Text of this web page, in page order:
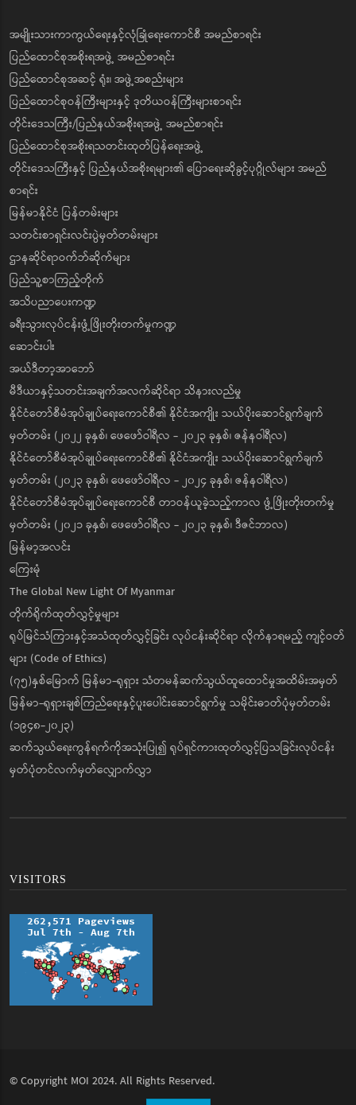
အမျိုးသားကာကွယ်ရေးနှင့်လုံခြုံရေးကောင်စီ အမည်စာရင်း
ပြည်ထောင်စုအစိုးရအဖွဲ့ အမည်စာရင်း
ပြည်ထောင်စုအဆင့် ရုံး၊ အဖွဲ့အစည်းများ
ပြည်ထောင်စုဝန်ကြီးများနှင့် ဒုတိယဝန်ကြီးများစာရင်း
တိုင်းဒေသကြီး/ပြည်နယ်အစိုးရအဖွဲ့ အမည်စာရင်း
ပြည်ထောင်စုအစိုးရသတင်းထုတ်ပြန်ရေးအဖွဲ့
တိုင်းဒေသကြီးနှင့် ပြည်နယ်အစိုးရများ၏ ပြောရေးဆိုခွင့်ပုဂ္ဂိုလ်များ အမည်
စာရင်း
မြန်မာနိုင်ငံ ပြန်တမ်းများ
သတင်းစာရှင်းလင်းပွဲမှတ်တမ်းများ
ဌာနဆိုင်ရာဝက်ဘ်ဆိုက်များ
ပြည်သူ့စာကြည့်တိုက်
အသိပညာပေးကဏ္ဍ
ခရီးသွားလုပ်ငန်းဖွံ့ဖြိုးတိုးတက်မှုကဏ္ဍ
ဆောင်းပါး
အယ်ဒီတာ့အာဘော်
မီဒီယာနှင့်သတင်းအချက်အလက်ဆိုင်ရာ သိနားလည်မှု
နိုင်ငံတော်စီမံအုပ်ချုပ်ရေးကောင်စီ၏ နိုင်ငံအကျိုး သယ်ပိုးဆောင်ရွက်ချက်
မှတ်တမ်း (၂၀၂၂ ခုနှစ်၊ ဖေဖော်ဝါရီလ - ၂၀၂၃ ခုနှစ်၊ ဇန်နဝါရီလ)
နိုင်ငံတော်စီမံအုပ်ချုပ်ရေးကောင်စီ၏ နိုင်ငံအကျိုး သယ်ပိုးဆောင်ရွက်ချက်
မှတ်တမ်း (၂၀၂၃ ခုနှစ်၊ ဖေဖော်ဝါရီလ - ၂၀၂၄ ခုနှစ်၊ ဇန်နဝါရီလ)
နိုင်ငံတော်စီမံအုပ်ချုပ်ရေးကောင်စီ တာဝန်ယူခဲ့သည့်ကာလ ဖွံ့ဖြိုးတိုးတက်မှု
မှတ်တမ်း (၂၀၂၁ ခုနှစ်၊ ဖေဖော်ဝါရီလ - ၂၀၂၃ ခုနှစ်၊ ဒီဇင်ဘာလ)
မြန်မာ့အလင်း
ကြေးမုံ
The Global New Light Of Myanmar
တိုက်ရိုက်ထုတ်လွှင့်မှုများ
ရုပ်မြင်သံကြားနှင့်အသံထုတ်လွှင့်ခြင်း လုပ်ငန်းဆိုင်ရာ လိုက်နာရမည့် ကျင့်ဝတ်
များ (Code of Ethics)
(၇၅)နှစ်မြောက် မြန်မာ-ရုရှား သံတမန်ဆက်သွယ်ထူထောင်မှုအထိမ်းအမှတ်
မြန်မာ-ရုရှားချစ်ကြည်ရေးနှင့်ပူးပေါင်းဆောင်ရွက်မှု သမိုင်းဓာတ်ပုံမှတ်တမ်း
(၁၉၄၈-၂၀၂၃)
ဆက်သွယ်ရေးကွန်ရက်ကိုအသုံးပြု၍ ရုပ်ရှင်ကားထုတ်လွှင့်ပြသခြင်းလုပ်ငန်း
မှတ်ပုံတင်လက်မှတ်လျှောက်လွှာ
VISITORS
© Copyright MOI 2024. All Rights Reserved.